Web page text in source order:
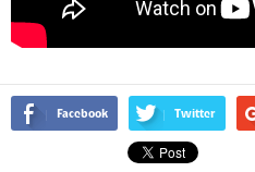
Facebook Twitter